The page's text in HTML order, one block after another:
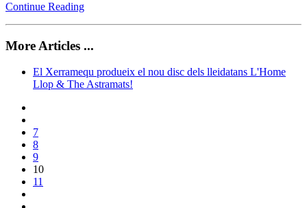
Continue Reading
More Articles ...
El Xerramequ produeix el nou disc dels lleidatans L'Home
Llop & The Astramats!
7
8
9
10
11